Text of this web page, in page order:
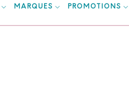
MARQUES PROMOTIONS